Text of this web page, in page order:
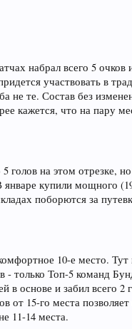
набрал всего 5 очков
участвовать в
не те. Состав без
кажется, что на пару
на этом отрезке,
купили мощного
поборются за
10-е место.
- только Топ-5 команд
в основе и забил всего 2
15-го места позволяет
11-14 места.